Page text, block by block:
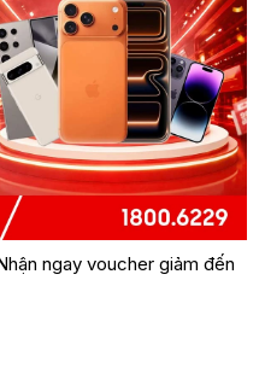
ngay voucher giảm đến